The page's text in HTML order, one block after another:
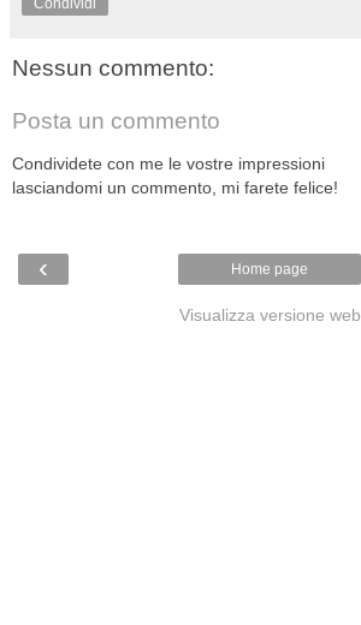
Condividi
Nessun commento:
Posta un commento
Condividete con me le vostre impressioni
lasciandomi un commento, mi farete felice!
‹ Home page
Visualizza versione web